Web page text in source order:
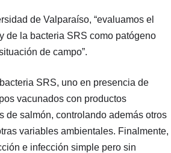
de Valparaíso, “evaluamos el
de la bacteria SRS como patógeno
de campo”.
SRS, uno en presencia de
vacunados con productos
de salmón, controlando además otros
variables ambientales. Finalmente,
e infección simple pero sin